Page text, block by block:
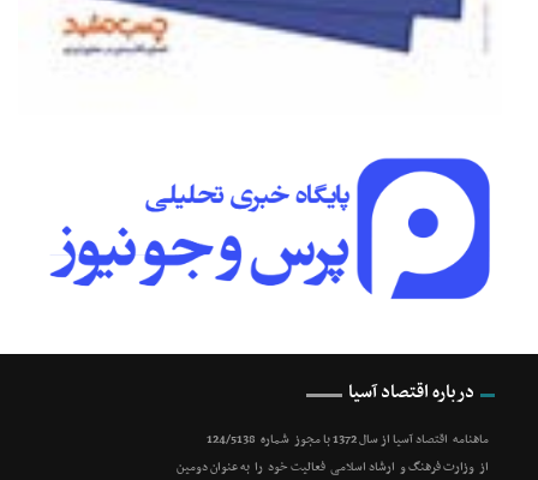
درباره اقتصاد آسیا
ماهنامه اقتصاد آسیا از سال 1372 با مجوز شماره 124/5138
از وزارت فرهنگ و ارشاد اسلامی فعالیت خود را به عنوان دومین